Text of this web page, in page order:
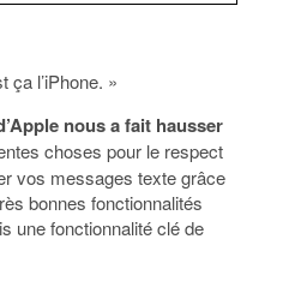
ça l’iPhone. »
nous a fait hausser
choses pour le respect
vos messages texte grâce
bonnes fonctionnalités
une fonctionnalité clé de